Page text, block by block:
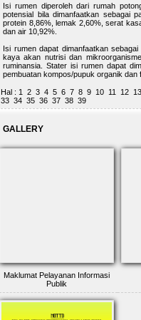
Isi rumen diperoleh dari rumah
potensial bila dimanfaatkan sebagai
protein 8,86%, lemak 2,60%, serat
dan air 10,92%.
Isi rumen dapat dimanfaatkan
kaya akan nutrisi dan
ruminansia. Stater isi rumen dapat
pembuatan kompos/pupuk organik dan
Hal : 1 2 3 4 5 6 7 8 9 10 11 12 13
33 34 35 36 37 38 39
GALLERY
Maklumat Pelayanan Informasi
Publik